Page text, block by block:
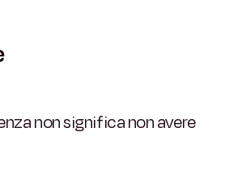
non significa non avere